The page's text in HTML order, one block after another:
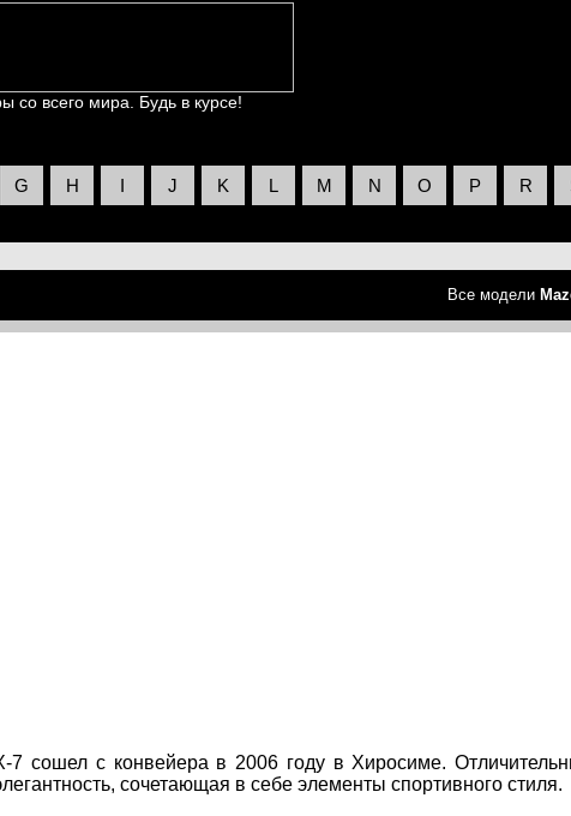
со всего мира. Будь в курсе!
G H I J K L M N O P R
Все модели
7 сошел с конвейера в 2006 году в Хиросиме.
сочетающая в себе элементы спортивного стиля.